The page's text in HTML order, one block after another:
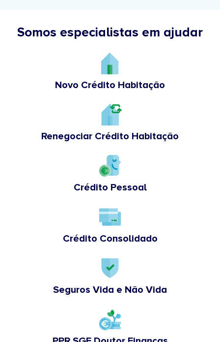
Somos especialistas em ajudar
Novo Crédito Habitação
Renegociar Crédito Habitação
Crédito Pessoal
Crédito Consolidado
Seguros Vida e Não Vida